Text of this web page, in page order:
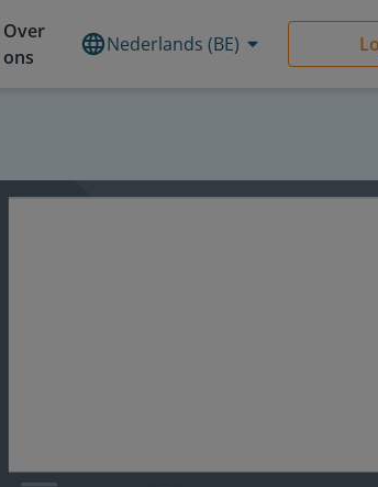
Over
ons
Nederlands (BE)